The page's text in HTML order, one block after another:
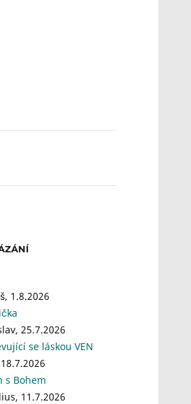
, 1.8.2026
,25.7.2026
se láskou VEN
18.7.2026
s Bohem
, 11.7.2026